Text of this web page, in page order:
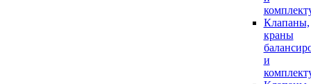
Клапаны,
краны
и